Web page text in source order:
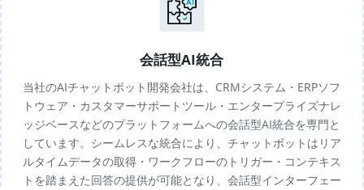
会話型AI統合
当社のAIチャットボット開発会社は、CRMシステム・ERPソフ
トウェア・カスタマーサポートツール・エンタープライズナレ
ッジベースなどのプラットフォームへの会話型AI統合を専門と
しています。シームレスな統合により、チャットボットはリア
ルタイムデータの取得・ワークフローのトリガー・コンテキス
トを踏まえた回答の提供が可能となり、会話型インターフェー